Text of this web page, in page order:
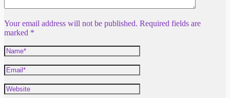
Your email address will not be published. Required fields are
marked *